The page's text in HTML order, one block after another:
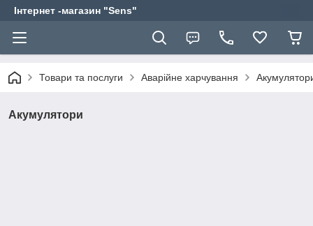
Інтернет -магазин "Sens"
Товари та послуги Аварійне харчування
Акумулятори